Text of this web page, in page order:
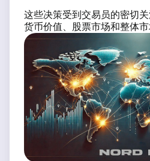
这些决策受到交易员的密切
货币价值、股票市场和整体市